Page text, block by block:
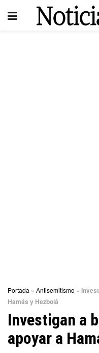
Portada » Antisemitismo »
Hamás y Hezbolá
Investigan a
apoyar a